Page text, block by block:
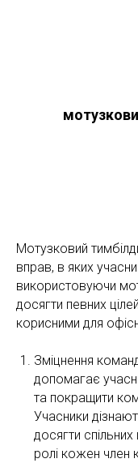
Мотузковий
вправ, в яких
використовуючи
досягти певних
корисними для
Зміцнення
допомагає
та покращити
Учасники
досягти
ролі кожен член